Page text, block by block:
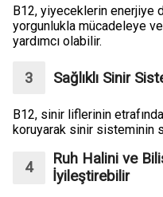
B12, yiyeceklerin enerjiye
yorgunlukla mücadeleye
yardımcı olabilir.
Sağlıklı Sinir
B12, sinir liflerinin
koruyarak sinir sisteminin
Ruh Halini ve
İyileştirebilir